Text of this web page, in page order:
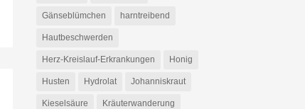
Gänseblümchen harntreibend
Hautbeschwerden
Herz-Kreislauf-Erkrankungen Honig
Husten Hydrolat Johanniskraut
Kieselsäure Kräuterwanderung